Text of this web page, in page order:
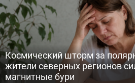
Космический шторм за
жители северных регионов
магнитные бури